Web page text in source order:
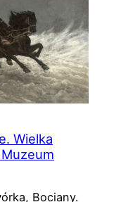
Wielka
Bociany.